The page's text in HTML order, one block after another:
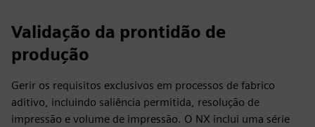
Validação da prontidão de
produção
Gerir os requisitos exclusivos em processos de fabrico
aditivo, incluindo saliência permitida, resolução de
impressão e volume de impressão. O NX inclui uma série